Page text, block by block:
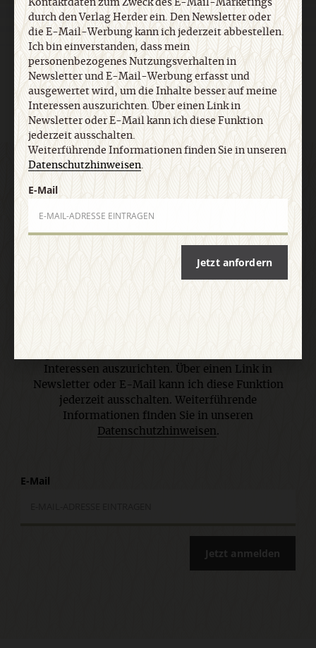
Lebensspuren Bibel lesen kunst und kirche
KUNDENSERVICE +49 761 2717200
kundenservice@herder.de
Abo online kündigen
FOLGEN SIE UNS: Facebook Twitter
und willige in die Verwendung meiner
Kontaktdaten zum Zweck des E-Mail-Marketings
Interessen auszurichten. Über einen Link in
Newsletter oder E-Mail kann ich diese Funktion
jederzeit ausschalten. Weiterführende
Informationen finden Sie in unseren
Datenschutzhinweisen .
E-Mail
Jetzt anmelden
Kontaktdaten zum Zweck des E-Mail-Marketings
durch den Verlag Herder ein. Den Newsletter oder
die E-Mail-Werbung kann ich jederzeit abbestellen.
Ich bin einverstanden, dass mein
personenbezogenes Nutzungsverhalten in
Newsletter und E-Mail-Werbung erfasst und
ausgewertet wird, um die Inhalte besser auf meine
Interessen auszurichten. Über einen Link in
Newsletter oder E-Mail kann ich diese Funktion
jederzeit ausschalten.
Weiterführende Informationen finden Sie in unseren
Datenschutzhinweisen.
E-Mail
Jetzt anfordern